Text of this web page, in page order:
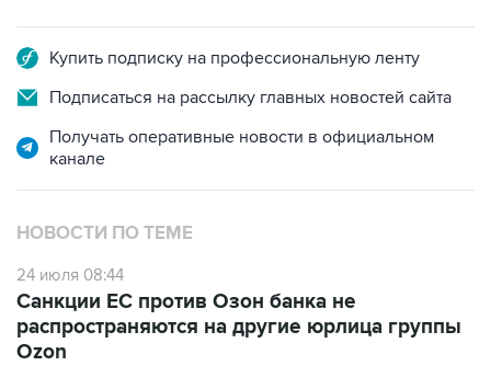
Купить подписку на профессиональную ленту
Подписаться на рассылку главных новостей сайта
Получать оперативные новости в официальном
канале
НОВОСТИ ПО ТЕМЕ
24 июля 08:44
Санкции ЕС против Озон банка не
распространяются на другие юрлица группы
Ozon